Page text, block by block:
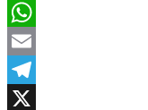
Facebook
WhatsApp
Email
Telegram